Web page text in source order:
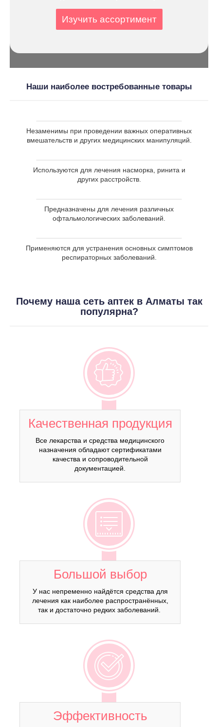
Изучить ассортимент
Наши наиболее востребованные товары
Стерильные
оперативных вмешательств и других
медицинских манипуляций.
Незаменимы при проведении важных оперативных
вмешательств и других медицинских манипуляций.
Капли в нос
ринита и других расстройств.
Используются для лечения насморка, ринита и
других расстройств.
Глазные капли
офтальмологических заболеваний.
Предназначены для лечения различных
офтальмологических заболеваний.
внутреннего
Применяются для устранения основных
симптомов респираторных
Применяются для устранения основных симптомов
респираторных заболеваний.
Почему наша сеть аптек в Алматы так
популярна?
Качественная продукция
Все лекарства и средства медицинского
назначения обладают сертификатами
качества и сопроводительной
документацией.
Большой выбор
У нас непременно найдётся средства для
лечения как наиболее распространённых,
так и достаточно редких заболеваний.
Эффективность